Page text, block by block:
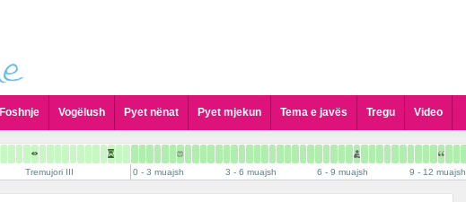
Foshnje Vogëlush Pyet nënat Pyet mjekun
Pyet Gjinekologun
Pyet Pediatrin
Tema e javës Tregu Video
Tremujori III 0 - 3 muajsh 3 - 6 muajsh 6 - 9 muajsh 9 - 12 muajsh